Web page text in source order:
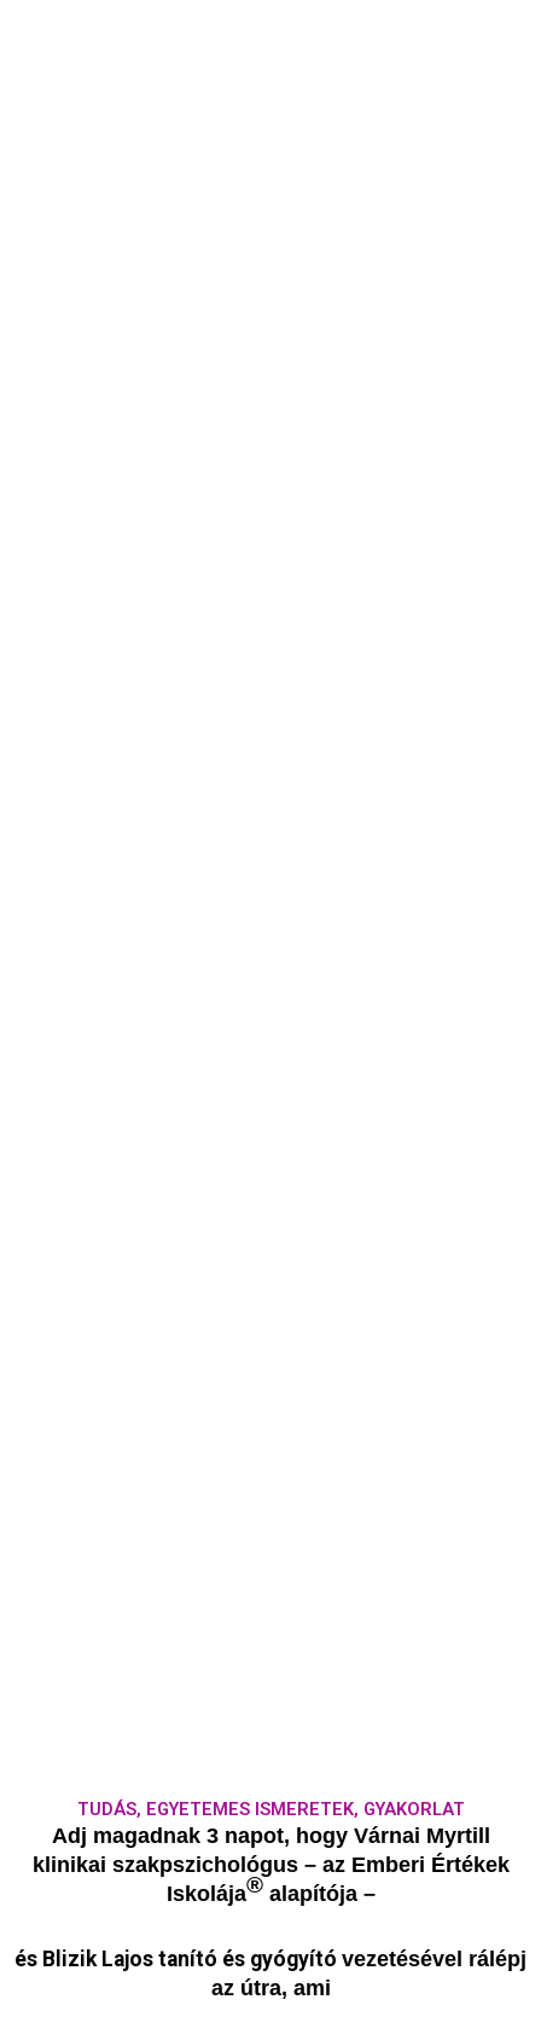
TUDÁS, EGYETEMES ISMERETEK, GYAKORLAT
Adj magadnak 3 napot, hogy Várnai Myrtill
klinikai szakpszichológus – az Emberi Értékek
Iskolája®alapítója –
és Blizik Lajos tanító és gyógyító vezetésével rálépj
az útra, ami